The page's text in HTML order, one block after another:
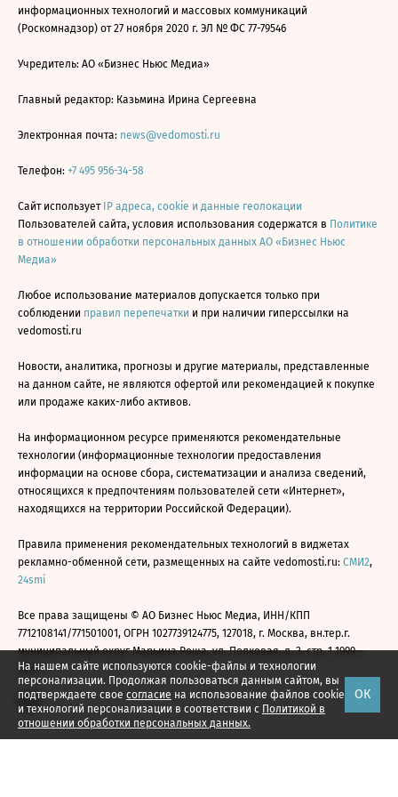
На нашем сайте используются cookie-файлы и технологии
персонализации. Продолжая пользоваться данным сайтом, вы
подтверждаете свое согласие на использование файлов cookie
и технологий персонализации в соответствии с Политикой в
отношении обработки персональных данных.
ОК
информационных технологий и массовых коммуникаций
(Роскомнадзор) от 27 ноября 2020 г. ЭЛ № ФС 77-79546
Учредитель: АО «Бизнес Ньюс Медиа»
Главный редактор: Казьмина Ирина Сергеевна
Электронная почта: news@vedomosti.ru
Телефон: +7 495 956-34-58
Сайт использует IP адреса, cookie и данные геолокации
Пользователей сайта, условия использования содержатся в Политике
в отношении обработки персональных данных АО «Бизнес Ньюс
Медиа»
Любое использование материалов допускается только при
соблюдении правил перепечатки и при наличии гиперссылки на
vedomosti.ru
Новости, аналитика, прогнозы и другие материалы, представленные
на данном сайте, не являются офертой или рекомендацией к покупке
или продаже каких-либо активов.
На информационном ресурсе применяются рекомендательные
технологии (информационные технологии предоставления
информации на основе сбора, систематизации и анализа сведений,
относящихся к предпочтениям пользователей сети «Интернет»,
находящихся на территории Российской Федерации).
Правила применения рекомендательных технологий в виджетах
рекламно-обменной сети, размещенных на сайте vedomosti.ru: СМИ2,
24smi
Все права защищены © АО Бизнес Ньюс Медиа, ИНН/КПП
7712108141/771501001, ОГРН 1027739124775, 127018, г. Москва, вн.тер.г.
муниципальный округ Марьина Роща, ул. Полковая, д. 3, стр. 1 1999—
2026